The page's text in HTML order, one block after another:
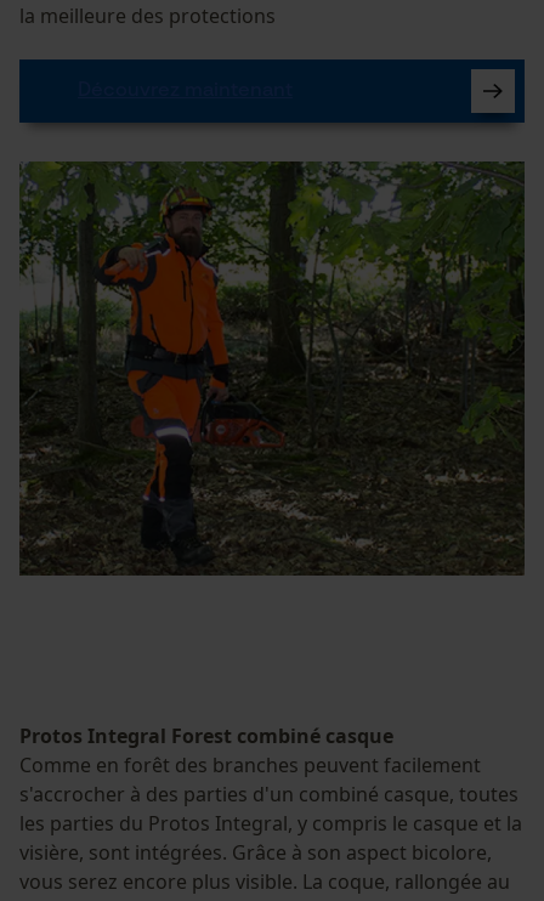
la meilleure des protections
Protos Integral Forest combiné casque
Comme en forêt des branches peuvent facilement
s'accrocher à des parties d'un combiné casque, toutes
les parties du Protos Integral, y compris le casque et la
visière, sont intégrées. Grâce à son aspect bicolore,
vous serez encore plus visible. La coque, rallongée au